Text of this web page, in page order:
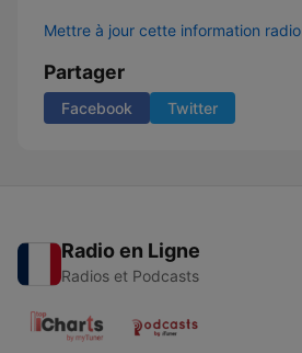
Mettre à jour cette information radio
Partager
Facebook Twitter
Radio en Ligne
Radios et Podcasts